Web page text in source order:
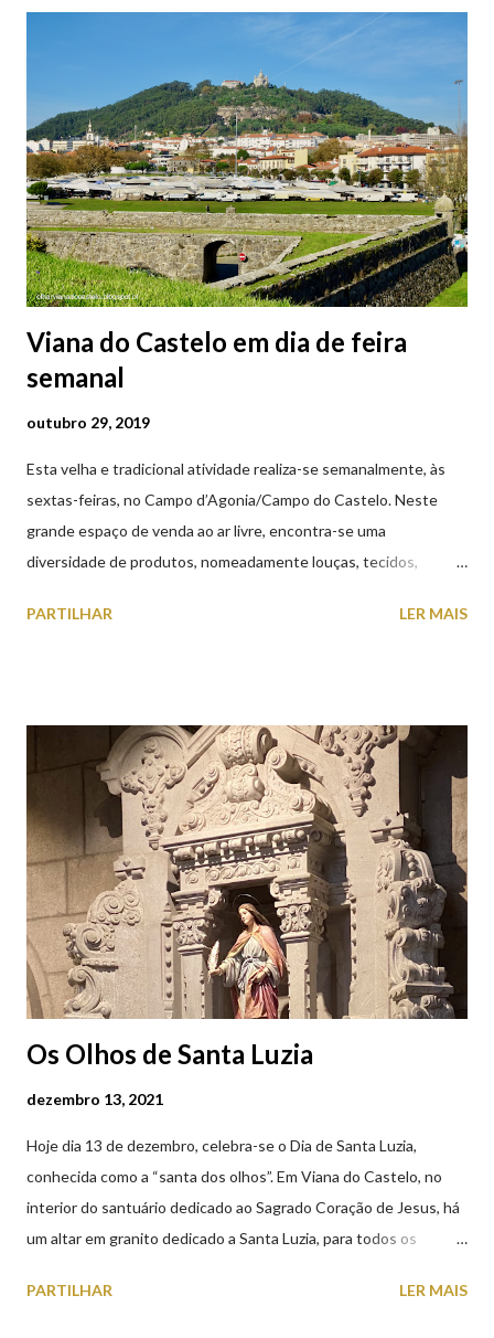
subterrâneos. O Parque da Estação Viana Shopping é grátis de
2ª a 5ª feira a partir das 20:00 (DIAS ÚTEIS)
Viana do Castelo em dia de feira
semanal
outubro 29, 2019
Esta velha e tradicional atividade realiza-se semanalmente, às
sextas-feiras, no Campo d’Agonia/Campo do Castelo. Neste
grande espaço de venda ao ar livre, encontra-se uma
diversidade de produtos, nomeadamente louças, tecidos,
cobres entre muitos outros. Horário de funcionamento | Verão
(2019.10.25) Feira Semanal em Viana do Castelo (2019.10.25)
Feira Semanal em Viana do Castelo (2019.10.25) Feira Semanal
em Viana do Castelo (2019.10.25) Feira Semanal em Viana do
Castelo (2019.10.25) Feira Semanal em Viana do Castelo
(2019.10.25)
PARTILHAR LER MAIS
Os Olhos de Santa Luzia
dezembro 13, 2021
Hoje dia 13 de dezembro, celebra-se o Dia de Santa Luzia,
conhecida como a “santa dos olhos”. Em Viana do Castelo, no
interior do santuário dedicado ao Sagrado Coração de Jesus, há
um altar em granito dedicado a Santa Luzia, para todos os
uma capela dedicada a Santa Luzia construída no cimo do monte
PARTILHAR LER MAIS